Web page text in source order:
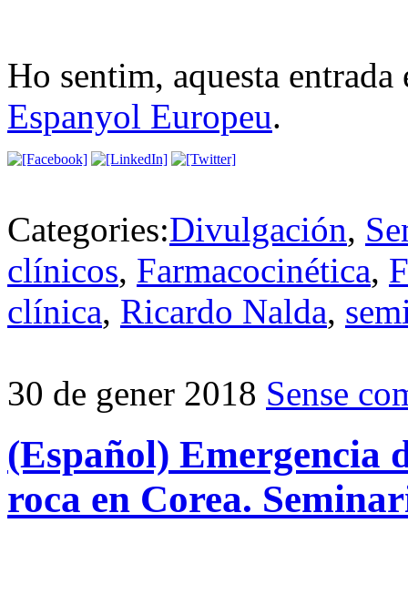
Ho sentim, aquesta
Espanyol Europeu.
Categories:Divulgación,
clínicos, Farmacocinética,
clínica, Ricardo Nalda,
30 de gener 2018 Sense
(Español) Emergencia
roca en Corea.